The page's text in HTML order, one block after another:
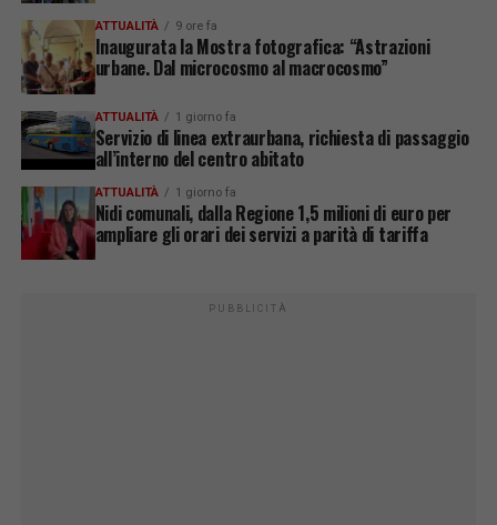
ATTUALITÀ 9 ore fa
Inaugurata la Mostra fotografica: “Astrazioni
urbane. Dal microcosmo al macrocosmo”
ATTUALITÀ 1 giorno fa
Servizio di linea extraurbana, richiesta di passaggio
all’interno del centro abitato
ATTUALITÀ 1 giorno fa
Nidi comunali, dalla Regione 1,5 milioni di euro per
ampliare gli orari dei servizi a parità di tariffa
PUBBLICITÀ